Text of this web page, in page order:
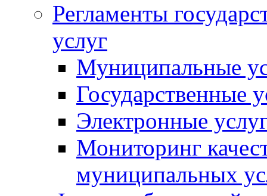
Регламенты
услуг
Муниципальные
Государственные
Электронные
Мониторинг
муниципальных